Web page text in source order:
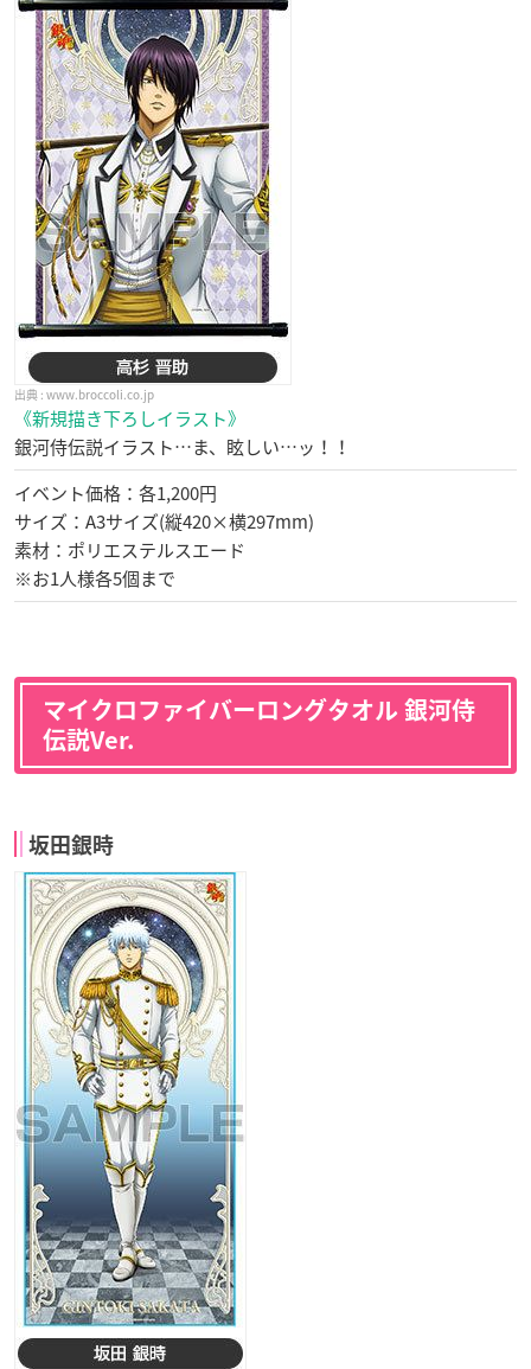
www.broccoli.co.jp
《新規描き下ろしイラスト》
銀河侍伝説イラスト…ま、眩しい…ッ！！
イベント価格：各1,200円
サイズ：A3サイズ(縦420×横297mm)
素材：ポリエステルスエード
※お1人様各5個まで
マイクロファイバーロングタオル 銀河侍
伝説Ver.
坂田銀時